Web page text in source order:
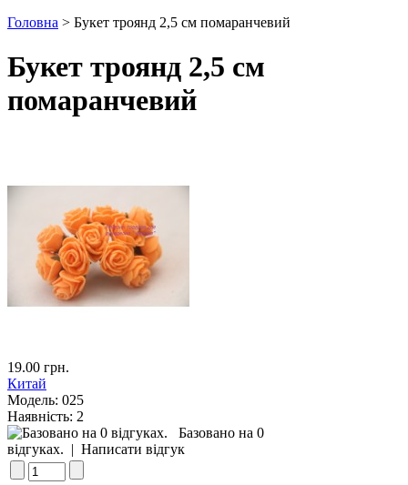
Головна > Букет троянд 2,5 см помаранчевий
Букет троянд 2,5 см
помаранчевий
19.00 грн.
Китай
Модель: 025
Наявність: 2
Базовано на 0
відгуках. | Написати відгук